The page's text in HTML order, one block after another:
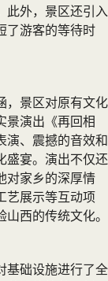
此外，景区还引入
了游客的等待时
，景区对原有文化
景演出《再回相
演、震撼的音效和
盛宴。演出不仅还
对家乡的深厚情
艺展示等互动项
西的传统文化。
基础设施进行了全